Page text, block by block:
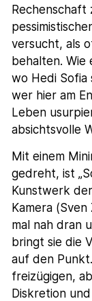
Rechenschaft
versucht, als
behalten. Wie
wo Hedi Sofia
wer hier am
Leben
absichtsvolle
Mit einem
gedreht, ist
Kunstwerk
Kamera
mal nah dran
bringt sie die
auf den
freizügigen,
Diskretion